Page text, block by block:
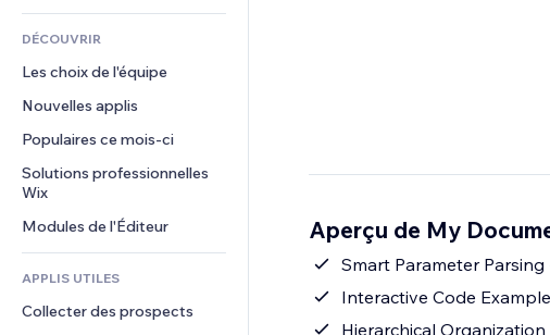
Classement de sites
E-mail
Comptabilité
Coupons et fidélisation
Solutions d'entreposage
Financement participatif
Alimentation et boissons
Immobilier
Réservations
Podcasts
Photographie
Vidéo
PDF
Partage de fichiers
Actualités
Services de contenu
Effets de texte
Confidentialité
Horloge
Modèles de pages
Effets sur images
Boutons et menus
Bannières et badges
Calculateurs
Rechercher
Formulaires
Sondages
Chat
Commentaires
Téléphone
Communauté
Avis et commentaires
DÉCOUVRIR
Les choix de l'équipe
Nouvelles applis
Populaires ce mois‑ci
Solutions professionnelles
Wix
Modules de l'Éditeur
APPLIS UTILES
Collecter des prospects
Aperçu de My
Smart Parameter
Interactive Code
Hierarchical